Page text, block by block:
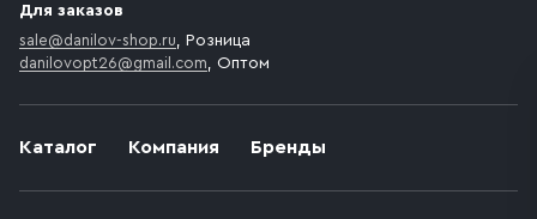
Каталог Компания Бренды
Для заказов
sale@danilov-shop.ru, Розница
danilovopt26@gmail.com, Оптом